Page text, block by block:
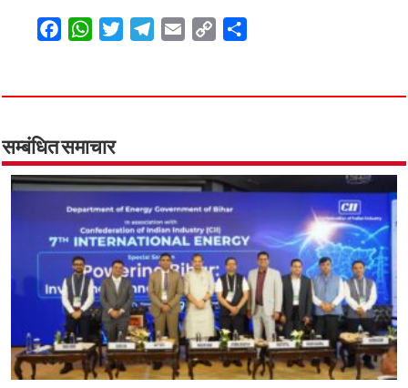
F
e
o
o
k
W
t
A
p
p
T
t
r
T
e
a
m
E
i
C
y
n
k
r
सम्बंधित समाचार